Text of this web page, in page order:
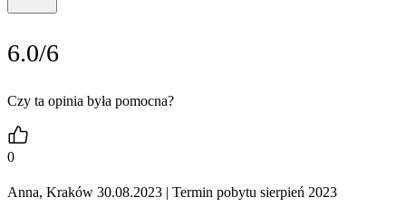
6.0/6
Czy ta opinia była pomocna?
0
Anna, Kraków 30.08.2023 | Termin pobytu sierpień 2023